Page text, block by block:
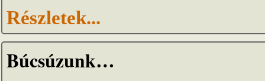
Részletek...
Búcsúzunk…